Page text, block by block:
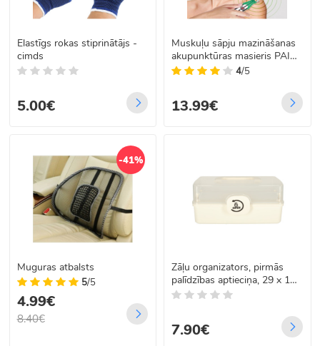
Elastīgs rokas stiprinātājs -
cimds
5.00€
Muskuļu sāpju mazināšanas
akupunktūras masieris PAIN
RELIEF PEN
4/5
13.99€
-41%
Muguras atbalsts
5/5
4.99€
8.40€
Zāļu organizators, pirmās
palīdzības aptieciņa, 29 x 16
x 15 cm
7.90€